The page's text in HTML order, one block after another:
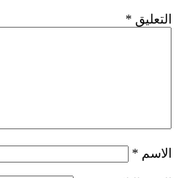
التعليق *
الاسم *